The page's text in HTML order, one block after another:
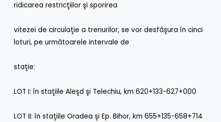
ridicarea restricţiilor şi sporirea
vitezei de circulaţie a trenurilor, se vor desfăşura în cinci
loturi, pe următoarele intervale de
staţie:
LOT I: în staţiile Aleşd şi Telechiu, km 620+133-627+000
LOT II: în staţiile Oradea şi Ep. Bihor, km 655+135-658+714